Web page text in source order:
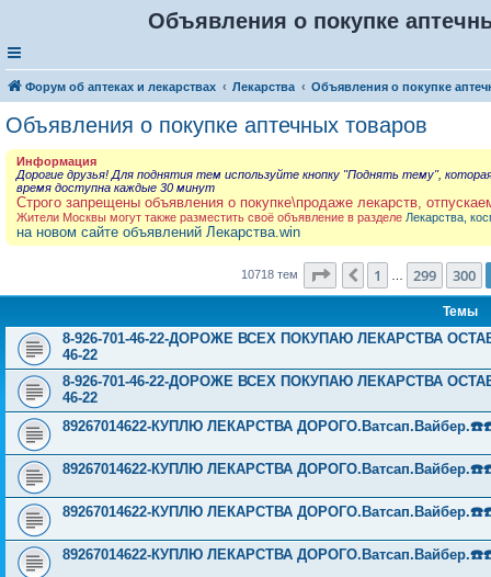
Объявления о покупке
Форум об аптеках и лекарствах Лекарства Объявления о покупке
Объявления о покупке аптечных товаров
Информация
Дорогие друзья! Для поднятия тем используйте кнопку "Поднять тему",
время доступна каждые 30 минут
Строго запрещены объявления о покупке\продаже лекарств,
Жители Москвы могут также разместить своё объявление в разделе Лекарства,
на новом сайте объявлений Лекарства.win
10718 тем Страница 301из 429
Пред.
1 299 300
Темы
8-926-701-46-22-ДОРОЖЕ ВСЕХ ПОКУПАЮ ЛЕКАРСТВА
46-22
8-926-701-46-22-ДОРОЖЕ ВСЕХ ПОКУПАЮ ЛЕКАРСТВА
46-22
89267014622-КУПЛЮ ЛЕКАРСТВА
89267014622-КУПЛЮ ЛЕКАРСТВА
89267014622-КУПЛЮ ЛЕКАРСТВА
89267014622-КУПЛЮ ЛЕКАРСТВА